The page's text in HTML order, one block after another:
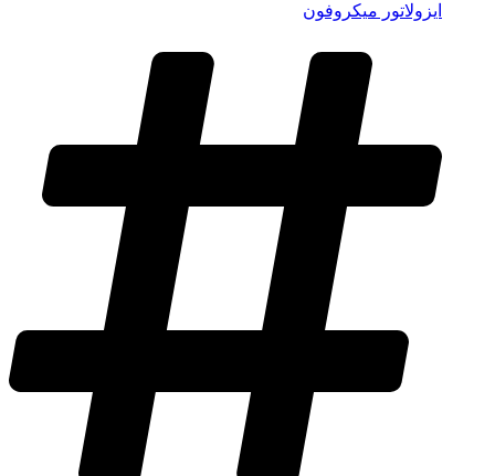
ایزولاتور میکروفون